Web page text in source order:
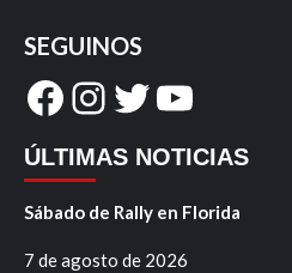
SEGUINOS
Facebook
Instagram
Twitter
YouTube
ÚLTIMAS NOTICIAS
Sábado de Rally en Florida
7 de agosto de 2026